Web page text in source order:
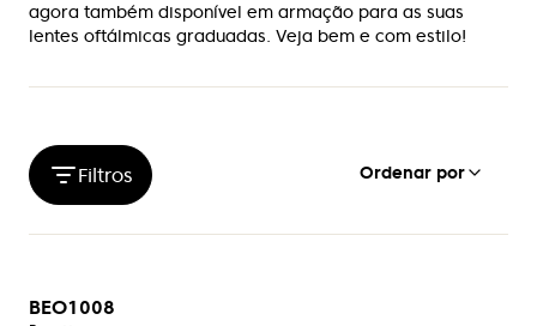
agora também disponível em armação para as suas
lentes oftálmicas graduadas. Veja bem e com estilo!
Filtros Ordenar por
BEO1008